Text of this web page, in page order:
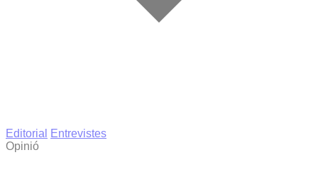
Editorial
Entrevistes
Opinió